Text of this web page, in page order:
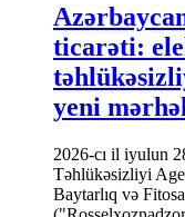
ticarəti:
yeni
2026-cı il iyulun
Təhlükəsizliyi
Baytarlıq və